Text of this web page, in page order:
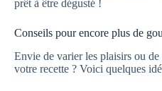
prêt à être dégusté !
Conseils pour encore plus de
Envie de varier les plaisirs ou
votre recette ? Voici quelques